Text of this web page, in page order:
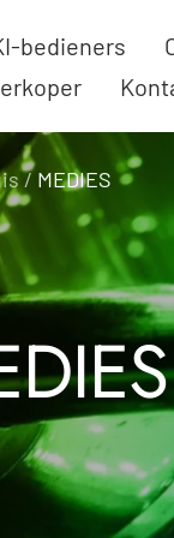
bedieners
MEDIES